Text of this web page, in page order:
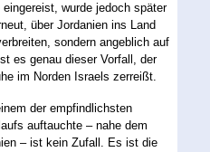
wurde jedoch später
über Jordanien ins Land
sondern angeblich auf
es genau dieser Vorfall, der
im Norden Israels zerreißt.
der empfindlichsten
auftauchte – nahe dem
– ist kein Zufall. Es ist die